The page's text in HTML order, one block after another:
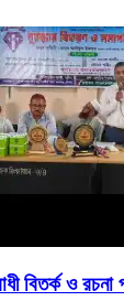
বিতর্ক ও